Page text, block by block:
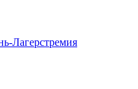
Лагерстремия